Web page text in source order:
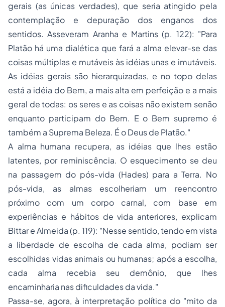
gerais (as únicas verdades), que seria atingido pela
contemplação e depuração dos enganos dos
sentidos. Asseveram Aranha e Martins (p. 122): "Para
Platão há uma dialética que fará a alma elevar-se das
coisas múltiplas e mutáveis às idéias unas e imutáveis.
As idéias gerais são hierarquizadas, e no topo delas
está a idéia do Bem, a mais alta em perfeição e a mais
geral de todas: os seres e as coisas não existem senão
enquanto participam do Bem. E o Bem supremo é
também a Suprema Beleza. É o Deus de Platão."
A alma humana recupera, as idéias que lhes estão
latentes, por reminiscência. O esquecimento se deu
na passagem do pós-vida (Hades) para a Terra. No
pós-vida, as almas escolheriam um reencontro
próximo com um corpo carnal, com base em
experiências e hábitos de vida anteriores, explicam
Bittar e Almeida (p. 119): "Nesse sentido, tendo em vista
a liberdade de escolha de cada alma, podiam ser
escolhidas vidas animais ou humanas; após a escolha,
cada alma recebia seu demônio, que lhes
encaminharia nas dificuldades da vida."
Passa-se, agora, à interpretação política do "mito da